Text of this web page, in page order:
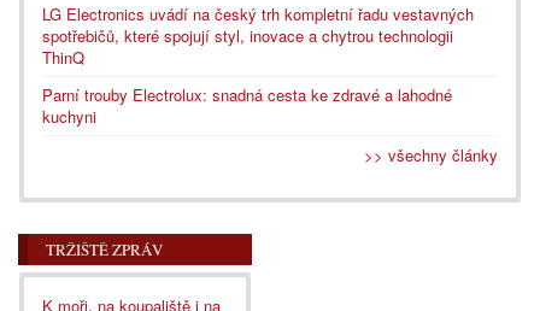
LG Electronics uvádí na český trh kompletní řadu vestavných
spotřebičů, které spojují styl, inovace a chytrou technologii
ThinQ
Parní trouby Electrolux: snadná cesta ke zdravé a lahodné
kuchyni
>> všechny články
TRŽIŠTĚ ZPRÁV
K moři, na koupaliště i na